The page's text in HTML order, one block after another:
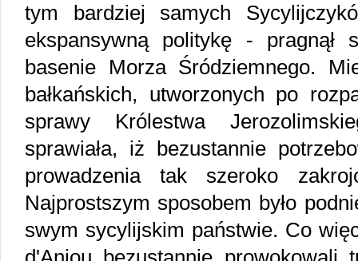
tym bardziej samych
ekspansywną politykę - pragnął
basenie Morza Śródziemnego.
bałkańskich, utworzonych po
sprawy Królestwa
sprawiała, iż bezustannie
prowadzenia tak szeroko
Najprostszym sposobem było
swym sycylijskim państwie. Co